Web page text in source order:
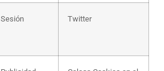
Sesión Twitter